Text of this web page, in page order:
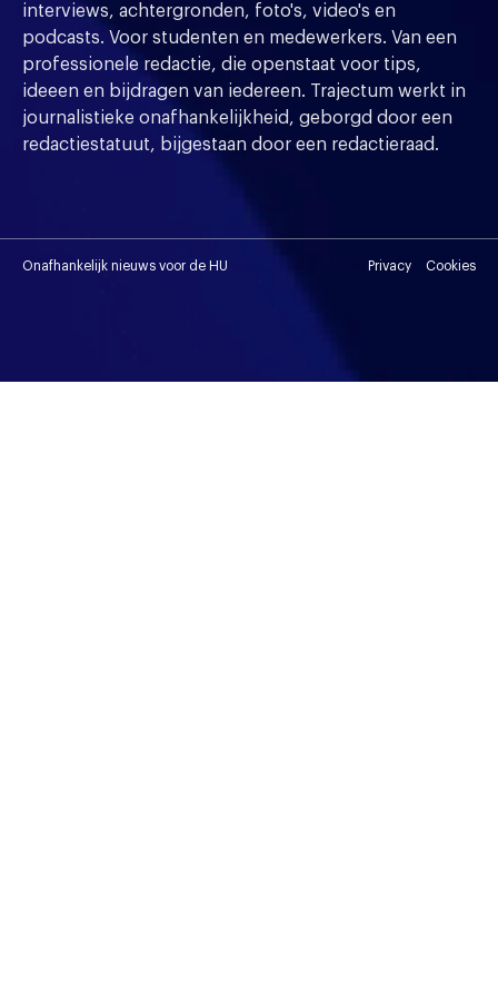
interviews, achtergronden, foto's, video's en
podcasts. Voor studenten en medewerkers. Van een
professionele redactie, die openstaat voor tips,
ideeen en bijdragen van iedereen. Trajectum werkt in
journalistieke onafhankelijkheid, geborgd door een
redactiestatuut, bijgestaan door een redactieraad.
Onafhankelijk nieuws voor de HU Privacy Cookies